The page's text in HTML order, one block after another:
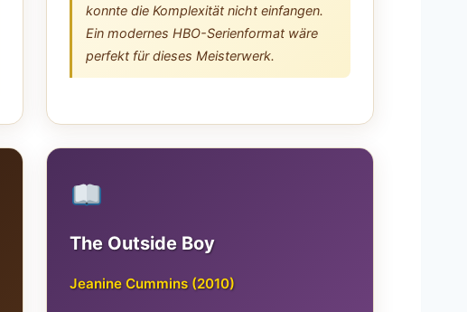
konnte die Komplexität nicht einfangen.
Ein modernes HBO-Serienformat wäre
perfekt für dieses Meisterwerk.
The Outside Boy
Jeanine Cummins (2010)